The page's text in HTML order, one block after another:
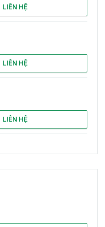
LIÊN HỆ
LIÊN HỆ
LIÊN HỆ